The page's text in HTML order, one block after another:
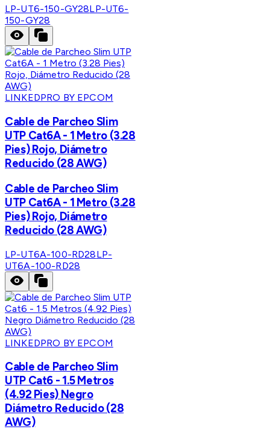
LP-UT6-150-GY28LP-UT6-
150-GY28
LINKEDPRO BY EPCOM
Cable de Parcheo Slim
UTP Cat6A - 1 Metro (3.28
Pies) Rojo, Diámetro
Reducido (28 AWG)
Cable de Parcheo Slim
UTP Cat6A - 1 Metro (3.28
Pies) Rojo, Diámetro
Reducido (28 AWG)
LP-UT6A-100-RD28LP-
UT6A-100-RD28
LINKEDPRO BY EPCOM
Cable de Parcheo Slim
UTP Cat6 - 1.5 Metros
(4.92 Pies) Negro
Diámetro Reducido (28
AWG)